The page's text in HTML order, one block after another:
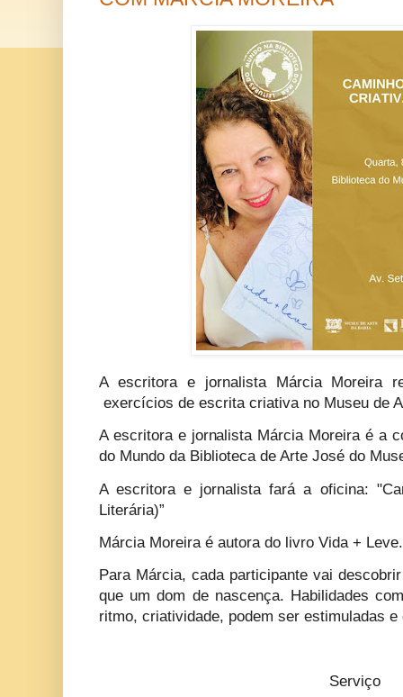
A escritora e jornalista Márcia Moreira
exercícios de escrita criativa no Museu de
A escritora e jornalista Márcia Moreira é a
do Mundo da Biblioteca de Arte José do
A escritora e jornalista fará a oficina:
Literária)”
Márcia Moreira é autora do livro Vida + Leve.
Para Márcia, cada participante vai
que um dom de nascença. Habilidades
ritmo, criatividade, podem ser estimuladas
Serviço